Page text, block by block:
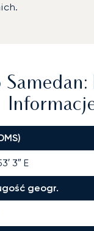
3″ E
geogr.